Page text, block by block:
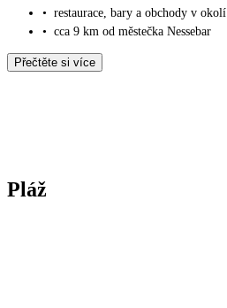
• restaurace, bary a obchody v okolí
• cca 9 km od městečka Nessebar
Přečtěte si více
Pláž